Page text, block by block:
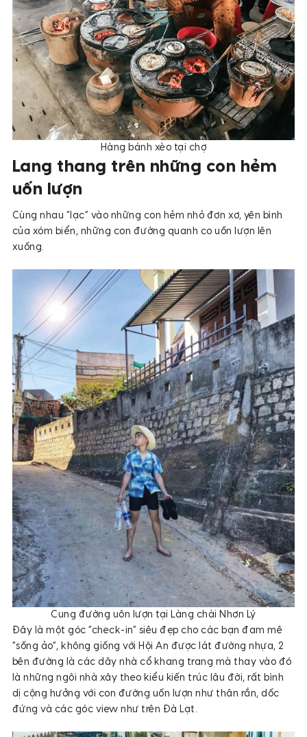
Hàng bánh xèo tại chợ
Lang thang trên những con hẻm
uốn lượn
Cùng nhau “lạc” vào những con hẻm nhỏ đơn xơ, yên bình
của xóm biển, những con đường quanh co uốn lượn lên
xuống.
Cung đường uôn lượn tại Làng chài Nhơn Lý
Đây là một góc “check-in” siêu đẹp cho các bạn đam mê
“sống ảo”, không giống với Hội An được lát đường nhựa, 2
bên đường là các dãy nhà cổ khang trang mà thay vào đó
là những ngôi nhà xây theo kiểu kiến trúc lâu đời, rất bình
dị cộng hưởng với con đường uốn lượn như thân rắn, dốc
đứng và các góc view như trên Đà Lạt.